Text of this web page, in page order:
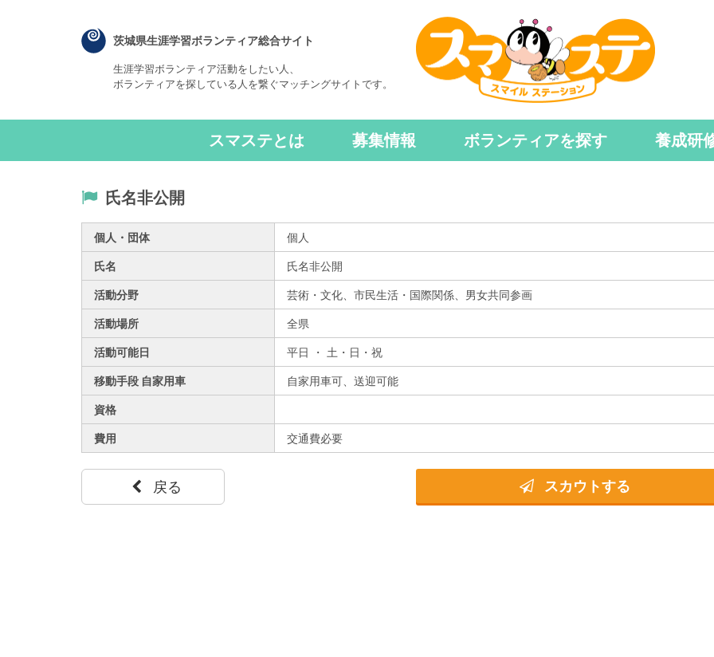
茨城県生涯学習ボランティア総合サイト
生涯学習ボランティア活動をしたい人、
ボランティアを探している人を繋ぐマッチングサイトです。
スマステとは 募集情報 ボランティアを探す 養成研
氏名非公開
個人・団体 個人
氏名 氏名非公開
活動分野 芸術・文化、市民生活・国際関係、男女共同参画
活動場所 全県
活動可能日 平日 ・ 土・日・祝
移動手段 自家用車 自家用車可、送迎可能
資格
費用 交通費必要
戻る スカウトする